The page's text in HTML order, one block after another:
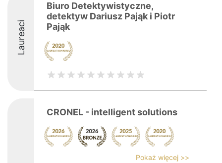
Laureaci
Biuro Detektywistyczne,
detektyw Dariusz Pająk i Piotr
Pająk
CRONEL - intelligent solutions
Pokaż więcej >>